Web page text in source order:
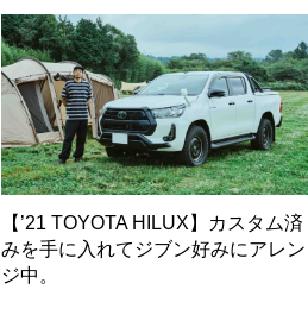
【’21 TOYOTA HILUX】カスタム済
みを手に入れてジブン好みにアレン
ジ中。